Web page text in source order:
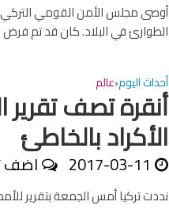
أوصى مجلس الأمن القومي التركي
الطوارئ في البلاد. كان قد تم
أحداث اليوم•عالم
أنقرة تصف
الأكراد بالخاطئ
2017-03-11 اضف
نددت تركيا أمس الجمعة بتقرير